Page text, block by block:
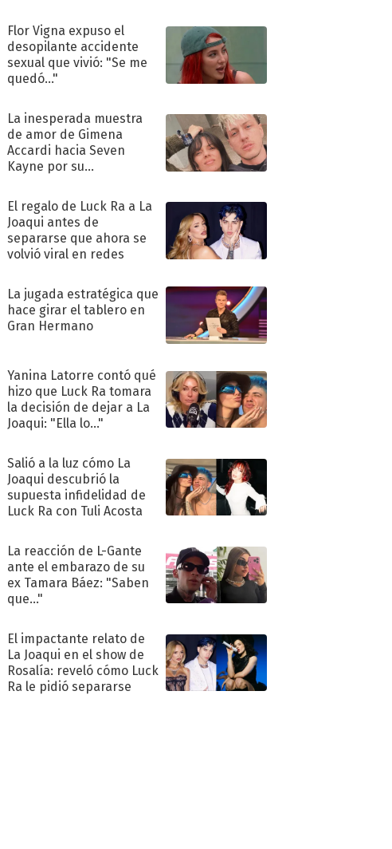
Flor Vigna expuso el
desopilante accidente
sexual que vivió: "Se me
quedó..."
La inesperada muestra
de amor de Gimena
Accardi hacia Seven
Kayne por su
El regalo de Luck Ra a La
Joaqui antes de
separarse que ahora se
volvió viral en redes
La jugada estratégica que
hace girar el tablero en
Gran Hermano
Yanina Latorre contó qué
hizo que Luck Ra tomara
la decisión de dejar a La
Joaqui: "Ella lo..."
Salió a la luz cómo La
Joaqui descubrió la
supuesta infidelidad de
Luck Ra con Tuli Acosta
La reacción de L-Gante
ante el embarazo de su
ex Tamara Báez: "Saben
que..."
El impactante relato de
La Joaqui en el show de
Rosalía: reveló cómo Luck
Ra le pidió separarse